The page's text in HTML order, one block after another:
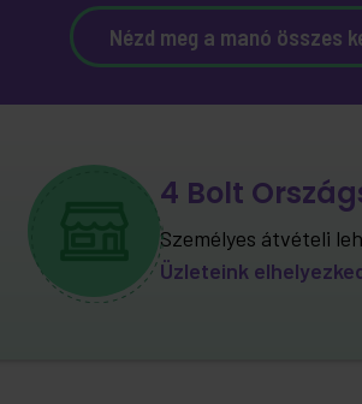
Nézd meg a manó összes
4 Bolt
Személyes átvételi
Üzleteink